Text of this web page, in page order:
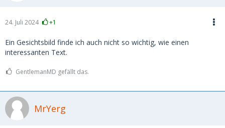
24. Juli 2024 +1
Ein Gesichtsbild finde ich auch nicht so wichtig, wie einen
interessanten Text.
GentlemanMD gefällt das.
MrYerg